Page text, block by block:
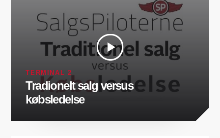
TERMINAL 2
Tradionelt salg versus
købsledelse